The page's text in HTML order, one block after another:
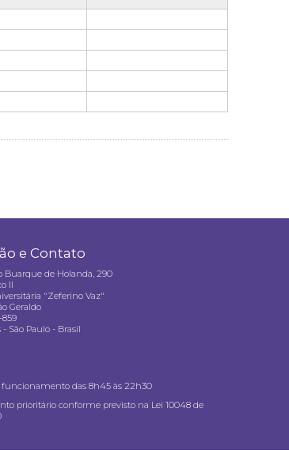
e Contato
Buarque de Holanda, 290
II
"Zeferino Vaz"
Geraldo
859
São Paulo - Brasil
funcionamento das 8h45 às 22h30
prioritário conforme previsto na Lei 10048 de